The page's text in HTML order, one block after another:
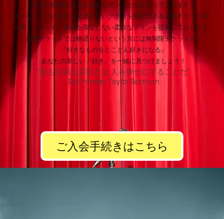
自分の個性を存分に活かしダンスと向き合っております。
様々なクラスの中から受講したいクラスを選択できる回数チケット制。
時間・ジャンル・講師を限定しない柔軟なプランを提案しております。
回数チケットでは物足りないという方には無制限チケットを。
『好きなものをとことん好きになる』
あなたの新しい『好き』を一緒に見つけましょう！
”最も崇高な芸術とは 人を幸せにすることだ”
By Phineas Taylor Barnum
ご入会手続きはこちら